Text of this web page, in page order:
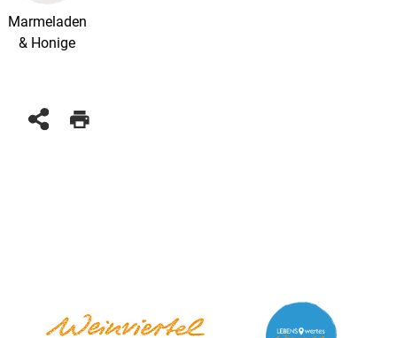
Marmeladen
& Honige